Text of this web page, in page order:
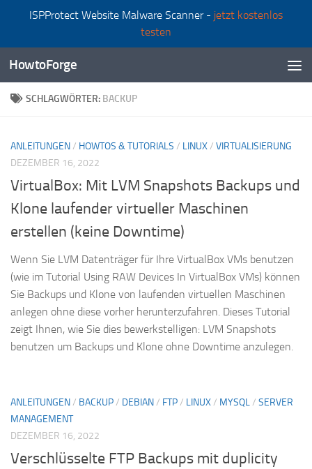
ISPProtect Website Malware Scanner - jetzt kostenlos
testen
Zum Inhalt springen
HowtoForge
SCHLAGWÖRTER: BACKUP
ANLEITUNGEN/ HOWTOS & TUTORIALS / LINUX/ VIRTUALISIERUNG
DEZEMBER 16, 2022
VirtualBox: Mit LVM Snapshots Backups und
Klone laufender virtueller Maschinen
erstellen (keine Downtime)
Wenn Sie LVM Datenträger für Ihre VirtualBox VMs benutzen
(wie im Tutorial Using RAW Devices In VirtualBox VMs) können
Sie Backups und Klone von laufenden virtuellen Maschinen
anlegen ohne diese vorher herunterzufahren. Dieses Tutorial
zeigt Ihnen, wie Sie dies bewerkstelligen: LVM Snapshots
benutzen um Backups und Klone ohne Downtime anzulegen.
ANLEITUNGEN/ BACKUP/ DEBIAN/ FTP/ LINUX/ MYSQL/ SERVER
MANAGEMENT
DEZEMBER 16, 2022
Verschlüsselte FTP Backups mit duplicity